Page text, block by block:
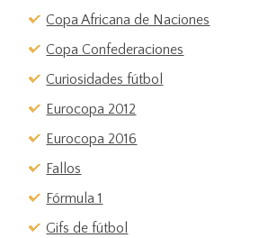
Copa Africana de Naciones
Copa Confederaciones
Curiosidades fútbol
Eurocopa 2012
Eurocopa 2016
Fallos
Fórmula 1
Gifs de fútbol